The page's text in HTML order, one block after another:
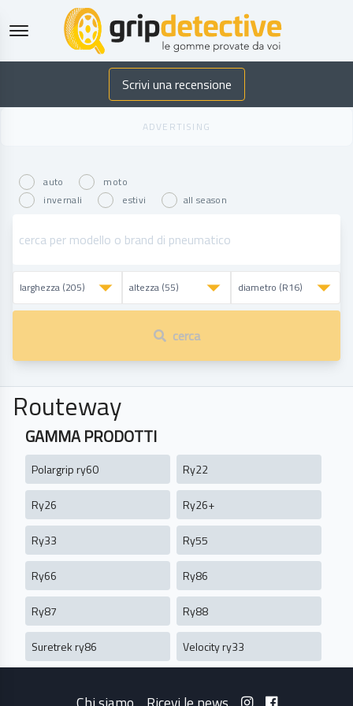
GripDetective
Scrivi una recensione
auto
moto
invernali
estivi all season
cerca
Routeway
GAMMA PRODOTTI
Polargrip ry60 Ry22
Ry26 Ry26+
Ry33 Ry55
Ry66 Ry86
Ry87 Ry88
Suretrek ry86 Velocity ry33